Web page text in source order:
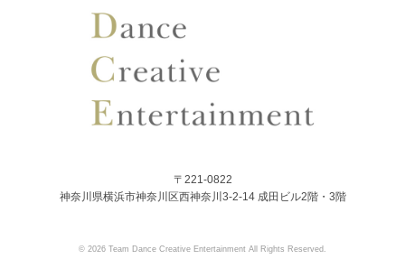
〒221-0822
神奈川県横浜市神奈川区西神奈川3-2-14 成田ビル2階・3階
© 2026 Team Dance Creative Entertainment All Rights Reserved.